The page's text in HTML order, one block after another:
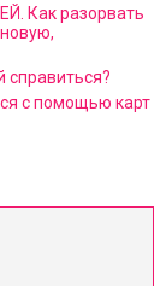
Как разорвать
с помощью карт